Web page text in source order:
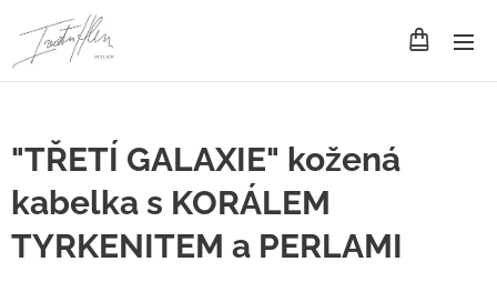
"TŘETÍ GALAXIE" kožená
kabelka s KORÁLEM
TYRKENITEM a PERLAMI